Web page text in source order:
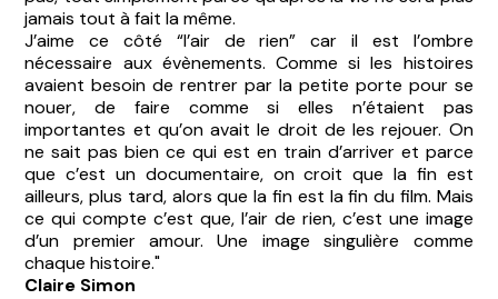
jamais tout à fait la même.
J’aime ce côté “l’air de rien” car il est l’ombre
nécessaire aux évènements. Comme si les histoires
avaient besoin de rentrer par la petite porte pour se
nouer, de faire comme si elles n’étaient pas
importantes et qu’on avait le droit de les rejouer. On
ne sait pas bien ce qui est en train d’arriver et parce
que c’est un documentaire, on croit que la fin est
ailleurs, plus tard, alors que la fin est la fin du film. Mais
ce qui compte c’est que, l’air de rien, c’est une image
d’un premier amour. Une image singulière comme
chaque histoire."
Claire Simon